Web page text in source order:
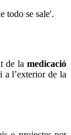
todo se sale'.
de la medicació
l’exterior de la